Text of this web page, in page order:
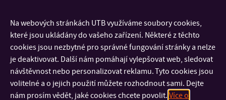
programů
Agenda studijního oddělení pro magisterské studium
Příprava směrnic a rozhodnutí děkana
Podklady pro vědeckou radu a senát
Stipendijní komise
Poplatky za studium
Na webových stránkách UTB využíváme soubory cookies,
které jsou ukládány do vašeho zařízení. Některé z těchto
cookies jsou nezbytné pro správné fungování stránky a nelze
je deaktivovat. Další nám pomáhají vylepšovat web, sledovat
návštěvnost nebo personalizovat reklamu. Tyto cookies jsou
volitelné a o jejich použití můžete rozhodnout sami. Dejte
nám prosím vědět, jaké cookies chcete povolit. Více o